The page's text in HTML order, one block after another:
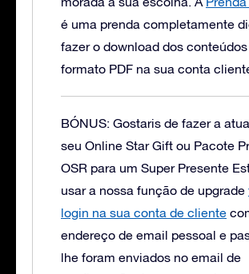
é uma prenda completamente
fazer o download dos
formato PDF na sua conta
BÓNUS: Gostaris de fazer a
seu Online Star Gift ou Pacote
OSR para um Super Presente
usar a nossa função de upgrade
login na sua conta de cliente
endereço de email pessoal e
lhe foram enviados no email de